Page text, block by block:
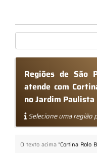
Regiões de São
atende com
no Jardim Paulista
Selecione uma região
O texto acima "Cortina Rolo